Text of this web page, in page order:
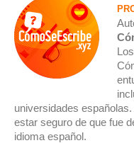
universidades
estar seguro de que fue
idioma español.